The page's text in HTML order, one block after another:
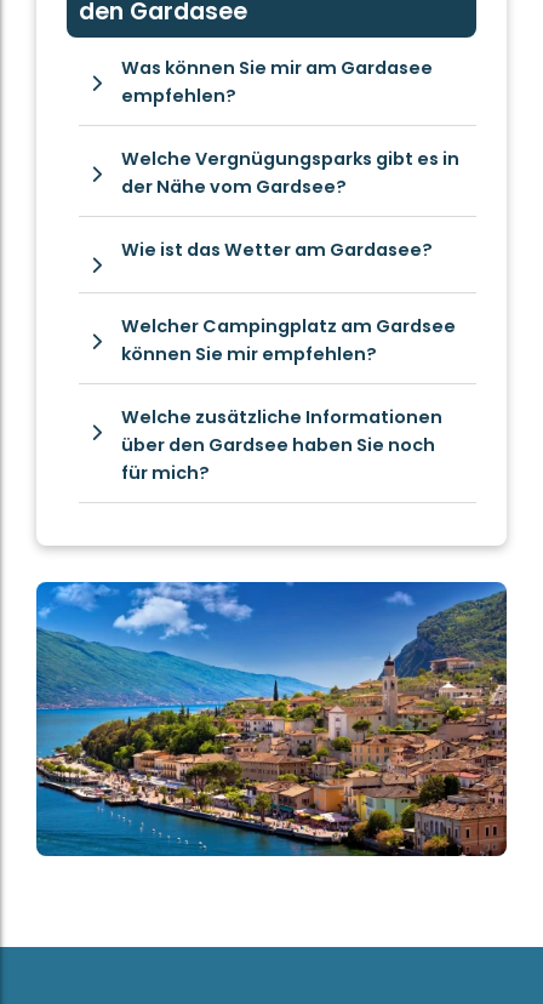
den Gardasee
Was können Sie mir am Gardasee
empfehlen?
Welche Vergnügungsparks gibt es in
der Nähe vom Gardsee?
Wie ist das Wetter am Gardasee?
Welcher Campingplatz am Gardsee
können Sie mir empfehlen?
Welche zusätzliche Informationen
über den Gardsee haben Sie noch
für mich?